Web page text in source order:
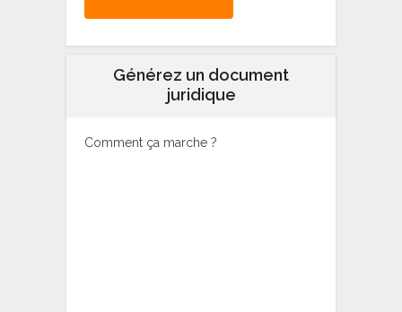
Générez un document
juridique
Comment ça marche ?